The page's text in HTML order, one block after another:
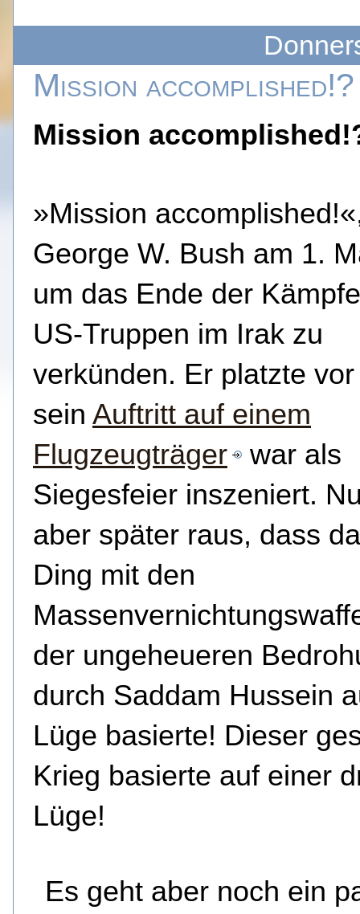
Mission accomplished!?
Mission
»Mission
George W. Bush am 1.
um das Ende der
US-Truppen im Irak zu
verkünden. Er platzte
sein Auftritt auf einem
Flugzeugträger
war als
Siegesfeier inszeniert.
aber später raus, dass
Ding mit den
der ungeheueren
durch Saddam Hussein
Lüge basierte! Dieser
Krieg basierte auf einer
Lüge!
Es geht aber noch ein